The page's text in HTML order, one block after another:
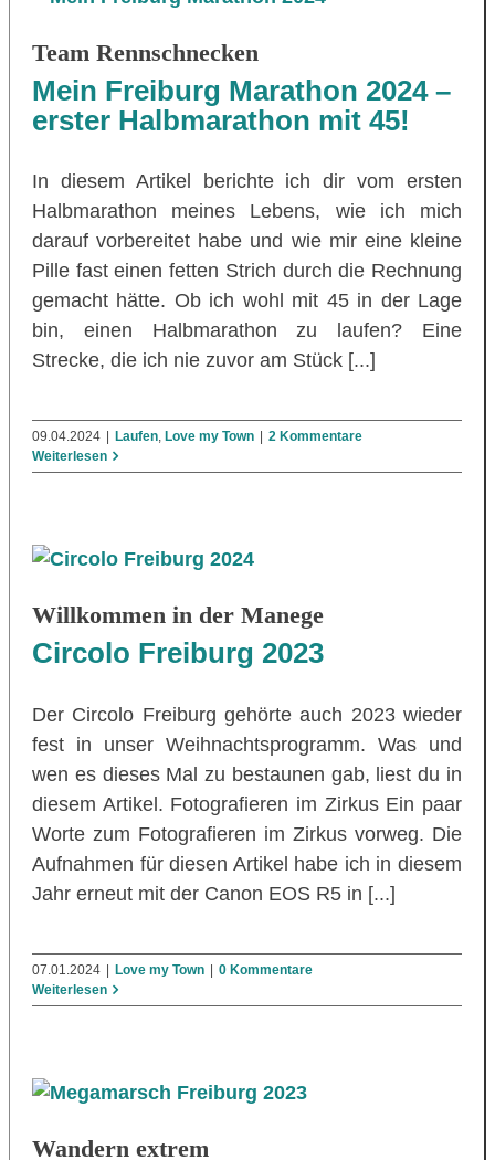
Team Rennschnecken
Mein Freiburg Marathon 2024 –
erster Halbmarathon mit 45!
In diesem Artikel berichte ich dir vom ersten
Halbmarathon meines Lebens, wie ich mich
darauf vorbereitet habe und wie mir eine kleine
Pille fast einen fetten Strich durch die Rechnung
gemacht hätte. Ob ich wohl mit 45 in der Lage
bin, einen Halbmarathon zu laufen? Eine
Strecke, die ich nie zuvor am Stück [...]
09.04.2024 Laufen, Love my Town
2 Kommentare
Weiterlesen
Willkommen in der Manege
Circolo Freiburg 2023
Der Circolo Freiburg gehörte auch 2023 wieder
fest in unser Weihnachtsprogramm. Was und
wen es dieses Mal zu bestaunen gab, liest du in
diesem Artikel. Fotografieren im Zirkus Ein paar
Worte zum Fotografieren im Zirkus vorweg. Die
Aufnahmen für diesen Artikel habe ich in diesem
Jahr erneut mit der Canon EOS R5 in [...]
07.01.2024 | Love my Town | 0 Kommentare
Weiterlesen
Wandern extrem